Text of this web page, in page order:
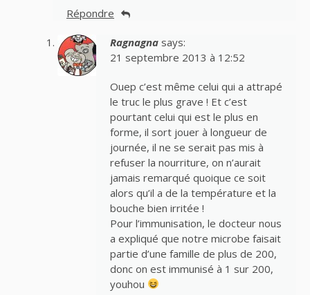
Répondre
Ragnagna says:
21 septembre 2013 à 12:52
Ouep c’est même celui qui a attrapé
le truc le plus grave ! Et c’est
pourtant celui qui est le plus en
forme, il sort jouer à longueur de
journée, il ne se serait pas mis à
refuser la nourriture, on n’aurait
jamais remarqué quoique ce soit
alors qu’il a de la température et la
bouche bien irritée !
Pour l’immunisation, le docteur nous
a expliqué que notre microbe faisait
partie d’une famille de plus de 200,
donc on est immunisé à 1 sur 200,
youhou